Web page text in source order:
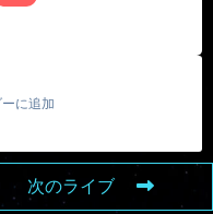
に追加
次のライブ